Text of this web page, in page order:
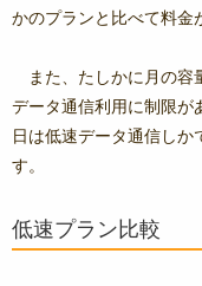
かのプランと比べて料金
また、たしかに月の容
データ通信利用に制限が
日は低速データ通信しか
す。
低速プラン比較